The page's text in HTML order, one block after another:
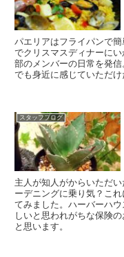
パエリアはフライパンで
でクリスマスディナーに
部のメンバーの日常を発
でも身近に感じていただけ
スタッフブログ
主人が知人がからいただ
ーデニングに乗り気？こ
てみました。ハーバーハ
しいと思われがちな保険
と思います。